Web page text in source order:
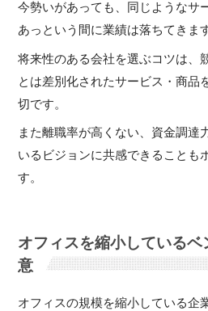
今勢いがあっても、同じようなサ
あっという間に業績は落ちてきま
将来性のある会社を選ぶコツは、
とは差別化されたサービス・商品
切です。
また離職率が高くない、資金調達
いるビジョンに共感できることも
す。
オフィスを縮小している
意
オフィスの規模を縮小している企